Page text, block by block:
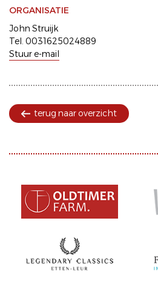
ORGANISATIE
John Struijk
Tel. 0031625024889
Stuur e-mail
terug naar overzicht